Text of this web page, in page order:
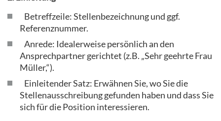
Betreffzeile: Stellenbezeichnung und ggf.
Referenznummer.
Anrede: Idealerweise persönlich an den
Ansprechpartner gerichtet (z.B. „Sehr geehrte Frau
Müller,“).
Einleitender Satz: Erwähnen Sie, wo Sie die
Stellenausschreibung gefunden haben und dass Sie
sich für die Position interessieren.